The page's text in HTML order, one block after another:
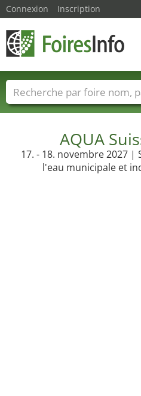
AQUA
17. - 18. novembre 2027 |
l'eau municipale et
Connexion Inscription
Foire noms Pays